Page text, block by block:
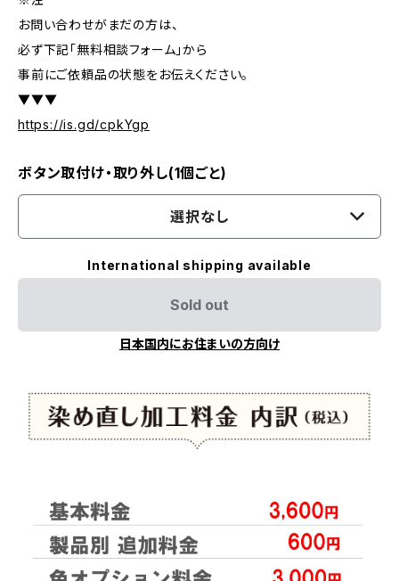
お問い合わせがまだの方は、
必ず下記「無料相談フォーム」から
事前にご依頼品の状態をお伝えください。
▼▼▼
https://is.gd/cpkYgp
ボタン取付け・取り外し(1個ごと)
選択なし
International shipping available
Sold out
日本国内にお住まいの方向け